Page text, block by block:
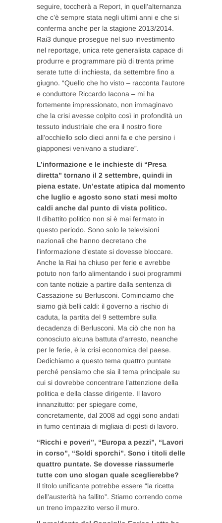
seguire, toccherà a Report, in quell’alternanza
che c’è sempre stata negli ultimi anni e che si
conferma anche per la stagione 2013/2014.
Rai3 dunque prosegue nel suo investimento
nel reportage, unica rete generalista capace di
produrre e programmare più di trenta prime
serate tutte di inchiesta, da settembre fino a
giugno. “Quello che ho visto – racconta l’autore
e conduttore Riccardo Iacona – mi ha
fortemente impressionato, non immaginavo
che la crisi avesse colpito così in profondità un
tessuto industriale che era il nostro fiore
all’occhiello solo dieci anni fa e che persino i
giapponesi venivano a studiare”.
L’informazione e le inchieste di “Presa
diretta” tornano il 2 settembre, quindi in
piena estate. Un’estate atipica dal momento
che luglio e agosto sono stati mesi molto
caldi anche dal punto di vista politico.
Il dibattito politico non si è mai fermato in
questo periodo. Sono solo le televisioni
nazionali che hanno decretano che
l’informazione d’estate si dovesse bloccare.
Anche la Rai ha chiuso per ferie e avrebbe
potuto non farlo alimentando i suoi programmi
con tante notizie a partire dalla sentenza di
Cassazione su Berlusconi. Cominciamo che
siamo già belli caldi: il governo a rischio di
caduta, la partita del 9 settembre sulla
decadenza di Berlusconi. Ma ciò che non ha
conosciuto alcuna battuta d’arresto, neanche
per le ferie, è la crisi economica del paese.
Dedichiamo a questo tema quattro puntate
perché pensiamo che sia il tema principale su
cui si dovrebbe concentrare l’attenzione della
politica e della classe dirigente. Il lavoro
innanzitutto: per spiegare come,
concretamente, dal 2008 ad oggi sono andati
in fumo centinaia di migliaia di posti di lavoro.
“Ricchi e poveri”, “Europa a pezzi”, “Lavori
in corso”, “Soldi sporchi”. Sono i titoli delle
quattro puntate. Se dovesse riassumerle
tutte con uno slogan quale sceglierebbe?
Il titolo unificante potrebbe essere “la ricetta
dell’austerità ha fallito”. Stiamo correndo come
un treno impazzito verso il muro.